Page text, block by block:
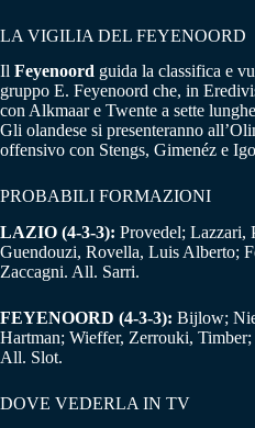
LA VIGILIA DEL FEYENOORD
Il Feyenoord guida la classifica e
gruppo E. Feyenoord che, in
con Alkmaar e Twente a sette
Gli olandese si presenteranno
offensivo con Stengs, Gimenéz e
PROBABILI FORMAZIONI
LAZIO (4-3-3): Provedel; Lazzari,
Guendouzi, Rovella, Luis Alberto;
Zaccagni. All. Sarri.
FEYENOORD (4-3-3): Bijlow;
Hartman; Wieffer, Zerrouki,
All. Slot.
DOVE VEDERLA IN TV